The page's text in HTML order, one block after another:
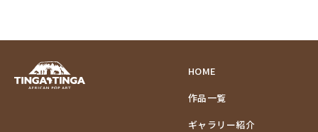
HOME
作品一覧
ギャラリー紹介